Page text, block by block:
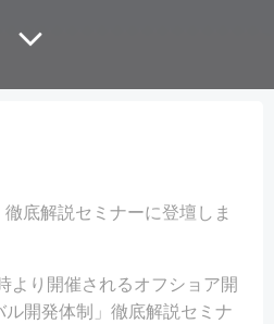
徹底解説セミナーに登壇しま
より開催されるオフショア開
開発体制」徹底解説セミナ